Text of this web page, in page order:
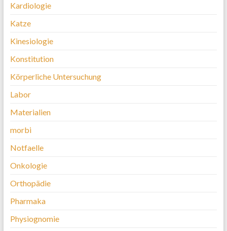
Kardiologie
Katze
Kinesiologie
Konstitution
Körperliche Untersuchung
Labor
Materialien
morbi
Notfaelle
Onkologie
Orthopädie
Pharmaka
Physiognomie